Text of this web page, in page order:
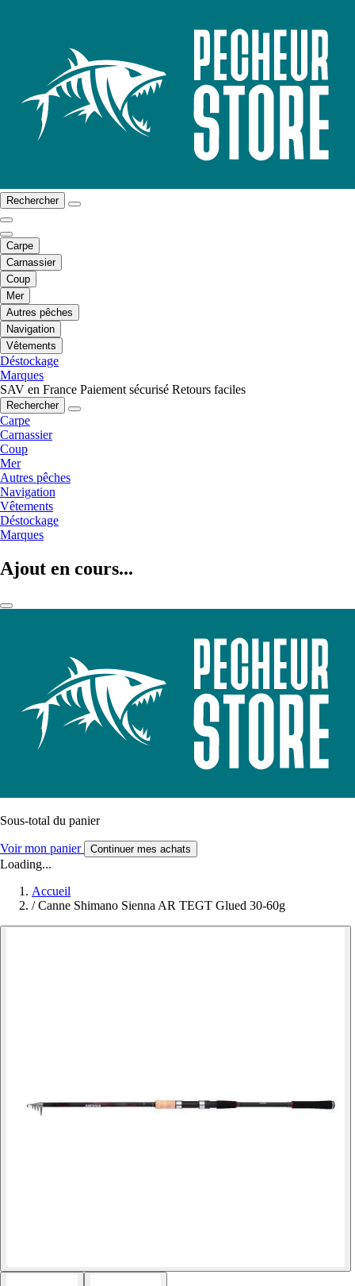
Rechercher
Carpe
Carnassier
Coup
Mer
Autres pêches
Navigation
Vêtements
Déstockage
Marques
SAV en France Paiement sécurisé Retours faciles
Rechercher
Carpe
Carnassier
Coup
Mer
Autres pêches
Navigation
Vêtements
Déstockage
Marques
Ajout en cours...
Sous-total du panier
Voir mon panier Continuer mes achats
Loading...
Accueil
/ Canne Shimano Sienna AR TEGT Glued 30-60g